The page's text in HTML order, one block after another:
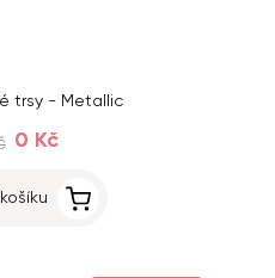
trsy - Metallic
0 Kč